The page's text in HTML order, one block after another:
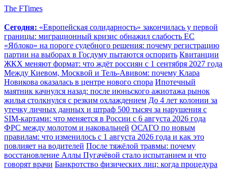
The FTimes
Сегодня: «Европейская солидарность» закончилась у первой
границы: миграционный кризис обнажил слабость ЕС
«Яблоко» на пороге судебного решения: почему регистрацию
партии на выборах в Госдуму пытаются оспорить Квитанции
ЖКХ меняют формат: что ждёт россиян с 1 сентября 2027 года
Между Киевом, Москвой и Тель-Авивом: почему Клара
Новикова оказалась в центре нового спора Ипотечный
маятник качнулся назад: после июньского ажиотажа рынок
жилья столкнулся с резким охлаждением До 4 лет колонии за
утечку личных данных и штраф 500 тысяч за нарушения с
SIM-картами: что меняется в России с 6 августа 2026 года
ФРС между молотом и наковальней ОСАГО по новым
правилам: что изменилось с 1 августа 2026 года и как это
повлияет на водителей После тяжёлой травмы: почему
восстановление Аллы Пугачёвой стало испытанием и что
говорят врачи Банкротство физических лиц: когда процедура